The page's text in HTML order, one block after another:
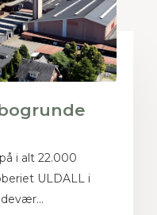
i alt 22.000
ULDALL i